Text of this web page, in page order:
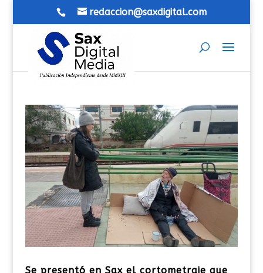
redaccion@saxdigital.com
Se presentó en Sax el cortometraje que